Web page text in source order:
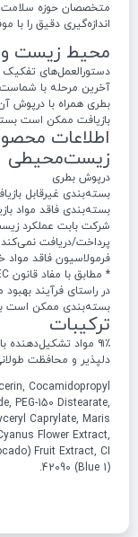
اندازه‌گیری دقیق را
محیط زیست و
دستورالعمل‌های تفکیک
آخرین مرحله با
بطری همراه با درپوش
بازیافت ممکن است
اطلاعات
زیست‌محیطی
درپوش بطری
بسته‌بندی غیرقابل
بسته‌بندی فاقد مواد
شرکت بابت عملکرد
پرداخت/دریافت نمی‌کند
فرمولاسیون فاقد مواد
* مطابق با مفاد قانون AGEC
در راستای فرآیند
بسته‌بندی ممکن است
ترکیبات
دلپذیر و محافظت
Cocamidopropyl
PEG-150 Distearate,
Caprylate, Maris
Flower Extract,
Fruit Extract, CI
42090 (Blue 1).